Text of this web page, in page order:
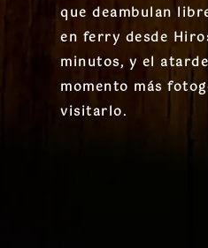
que deambulan
en ferry desde
minutos, y el
momento más
visitarlo.